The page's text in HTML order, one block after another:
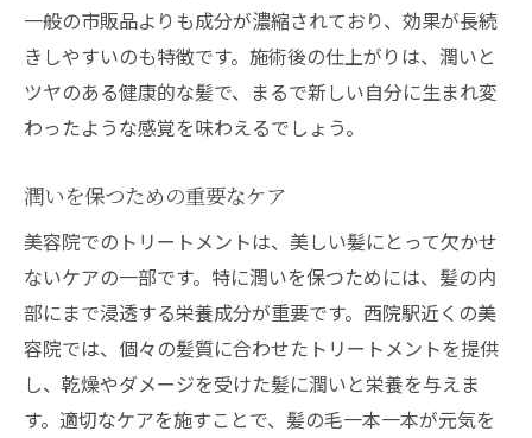
一般の市販品よりも成分が濃縮されており、効果が長続
きしやすいのも特徴です。施術後の仕上がりは、潤いと
ツヤのある健康的な髪で、まるで新しい自分に生まれ変
わったような感覚を味わえるでしょう。
潤いを保つための重要なケア
美容院でのトリートメントは、美しい髪にとって欠かせ
ないケアの一部です。特に潤いを保つためには、髪の内
部にまで浸透する栄養成分が重要です。西院駅近くの美
容院では、個々の髪質に合わせたトリートメントを提供
し、乾燥やダメージを受けた髪に潤いと栄養を与えま
す。適切なケアを施すことで、髪の毛一本一本が元気を